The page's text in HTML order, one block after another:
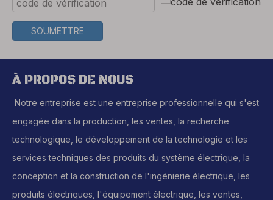
SOUMETTRE
À PROPOS DE NOUS
Notre entreprise est une entreprise professionnelle qui s'est
engagée dans la production, les ventes, la recherche
technologique, le développement de la technologie et les
services techniques des produits du système électrique, la
conception et la construction de l'ingénierie électrique, les
produits électriques, l'équipement électrique, les ventes,